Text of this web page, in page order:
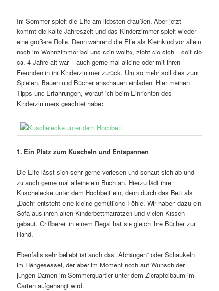
Im Sommer spielt die Elfe am liebsten draußen. Aber jetzt
kommt die kalte Jahreszeit und das Kinderzimmer spielt wieder
eine größere Rolle. Denn während die Elfe als Kleinkind vor allem
noch im Wohnzimmer bei uns sein wollte, zieht sie sich – seit sie
ca. 4 Jahre alt war – auch gerne mal alleine oder mit ihren
Freunden in ihr Kinderzimmer zurück. Um so mehr soll dies zum
Spielen, Bauen und Bücher anschauen einladen. Hier meinen
Tipps und Erfahrungen, worauf ich beim Einrichten des
Kinderzimmers geachtet habe:
1. Ein Platz zum Kuscheln und Entspannen
Die Elfe lässt sich sehr gerne vorlesen und schaut sich ab und
zu auch gerne mal alleine ein Buch an. Hierzu lädt ihre
Kuschelecke unter dem Hochbett ein, denn durch das Bett als
„Dach“ entsteht eine kleine gemütliche Höhle. Wir haben dazu ein
Sofa aus ihren alten Kinderbettmatratzen und vielen Kissen
gebaut. Griffbereit in einem Regal hat sie gleich ihre Bücher zur
Hand.
Ebenfalls sehr beliebt ist auch das „Abhängen“ oder Schaukeln
im Hängesessel, der aber im Moment noch auf Wunsch der
jungen Damen im Sommerquartier unter dem Zierapfelbaum im
Garten aufgehängt wird.